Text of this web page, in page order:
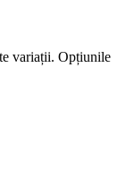
variații. Opțiunile